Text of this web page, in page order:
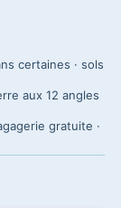
certaines · sols
aux 12 angles
gratuite ·